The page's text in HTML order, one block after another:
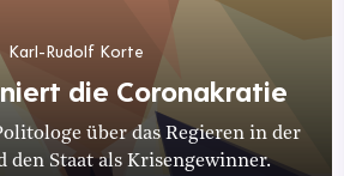
Karl-Rudolf Korte
die Coronakratie
über das Regieren in der
den Staat als Krisengewinner.